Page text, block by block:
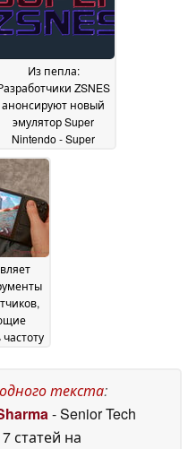
Из пепла:
ZSNES
анонсируют новый
эмулятор Super
Nintendo - Super
ZSNES
текста:
- Senior Tech
статей на